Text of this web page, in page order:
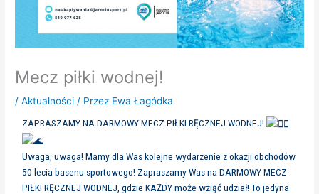
Mecz piłki wodnej!
/Aktualności / Przez Ewa Łagódka
ZAPRASZAMY NA DARMOWY MECZ PIŁKI RĘCZNEJ WODNEJ!
Uwaga, uwaga! Mamy dla Was kolejne wydarzenie z okazji obchodów
50-lecia basenu sportowego! Zapraszamy Was na DARMOWY MECZ
PIŁKI RĘCZNEJ WODNEJ, gdzie KAŻDY może wziąć udział! To jedyna